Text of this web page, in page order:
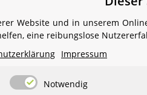
Frage zum Artikel
NW 400 ausgeliefert im
Website und in unserem
eine reibungslose
Impressum
Notwendig